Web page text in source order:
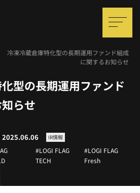
冷凍冷蔵倉庫特化型の長期運用ファンド組成
に関するお知らせ
型の長期運用ファンド
らせ
2025.06.06 IR情報
LOGI FLAG
TECH
LOGI FLAG
Fresh